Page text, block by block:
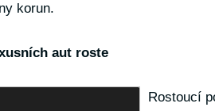
korun.
aut roste
Rostoucí